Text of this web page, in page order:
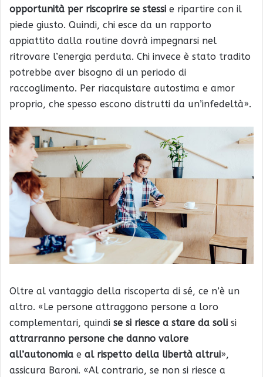
opportunità per riscoprire se stessi e ripartire con il
piede giusto. Quindi, chi esce da un rapporto
appiattito dalla routine dovrà impegnarsi nel
ritrovare l’energia perduta. Chi invece è stato tradito
potrebbe aver bisogno di un periodo di
raccoglimento. Per riacquistare autostima e amor
proprio, che spesso escono distrutti da un’infedeltà».
Oltre al vantaggio della riscoperta di sé, ce n’è un
altro. «Le persone attraggono persone a loro
complementari, quindi se si riesce a stare da soli si
attrarranno persone che danno valore
all’autonomia e al rispetto della libertà altrui»,
assicura Baroni. «Al contrario, se non si riesce a